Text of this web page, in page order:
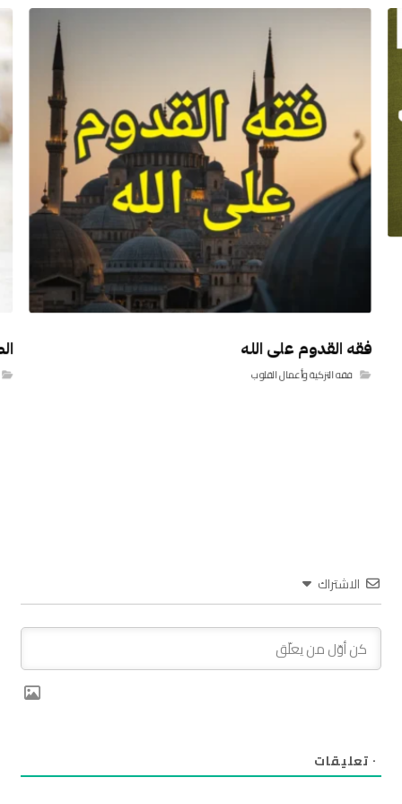
فقه القدوم على الله
فقه التزكية وأعمال القلوب
الاشتراك
٠ تعليقات